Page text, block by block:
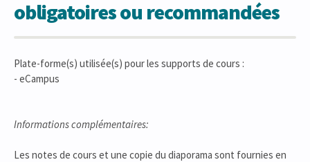
obligatoires ou recommandées
Plate-forme(s) utilisée(s) pour les supports de cours :
- eCampus
Informations complémentaires:
Les notes de cours et une copie du diaporama sont fournies en